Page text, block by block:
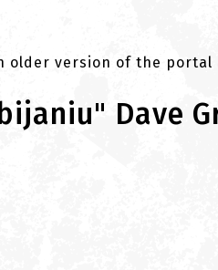
older version of the
Dave